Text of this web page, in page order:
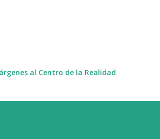
al Centro de la Realidad